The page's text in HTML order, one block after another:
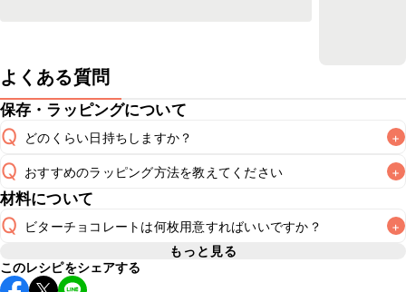
よくある質問
保存・ラッピングについて
Q どのくらい日持ちしますか？ +
A
冷蔵保存で2~3日が目安です。なるべくお早めにお召し上が
Q おすすめのラッピング方法を教えてください +
A
持ち運びの際は保冷剤をお付けください。
材料について
Q ビターチョコレートは何枚用意すればいいですか？ +
A
3枚使用しています。メーカーによって1枚あたりのg数が異
なるため、パッケージに記載されているg数をご確認のうえ
もっと見る
このレシピをシェアする